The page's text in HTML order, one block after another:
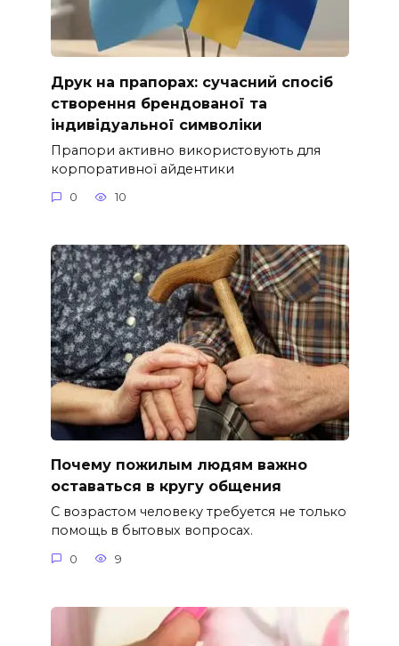
Друк на прапорах: сучасний спосіб
створення брендованої та
індивідуальної символіки
Прапори активно використовують для
корпоративної айдентики
0 10
Почему пожилым людям важно
оставаться в кругу общения
С возрастом человеку требуется не только
помощь в бытовых вопросах.
0 9